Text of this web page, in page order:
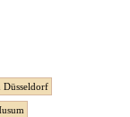
Düsseldorf